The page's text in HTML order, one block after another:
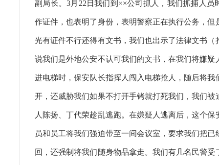
副局长。3月22日我们到××公司抓人，我们抓捕人员
作证件，也表明了身份，表明警察正在执行公务，但
光有证件不行还得有文书，我们也出示了法律文书（
说我们是外地公安不认可我们的文书，在我们将嫌疑
进电梯时，保安队长指挥人闯入电梯抢人，随后将我
开，还威胁我们如果不打开手铐就打死我们，我们被
人陈扬、丁代荣趁乱逃跑。在嫌疑人逃离后，这个保
员和员工将我们强迫带至一间会议室，要求我们把已
回，还强制将我们随身物品拿走。我们有几名民警受